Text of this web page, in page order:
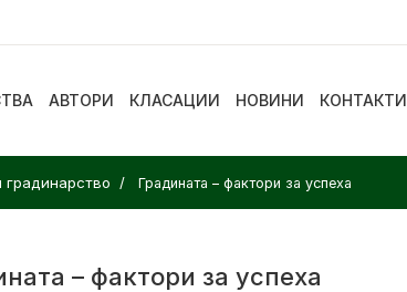
АВТОРИ КЛАСАЦИИ НОВИНИ КОНТАКТИ
Градината – фактори за успеха
– фактори за успеха